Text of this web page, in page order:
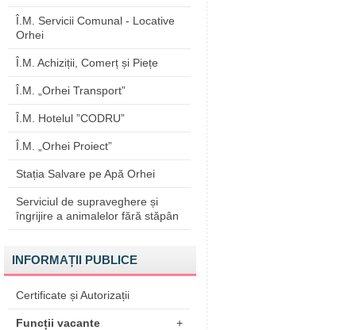
Î.M. Servicii Comunal - Locative
Orhei
Î.M. Achiziții, Comerț și Piețe
Î.M. „Orhei Transport”
Î.M. Hotelul ”CODRU”
Î.M. „Orhei Proiect”
Stația Salvare pe Apă Orhei
Serviciul de supraveghere și
îngrijire a animalelor fără stăpân
INFORMAȚII PUBLICE
Certificate și Autorizații
Funcții vacante +